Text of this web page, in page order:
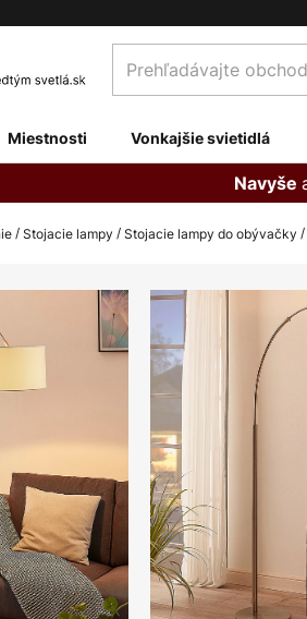
Prehľadávajte
obchod
Miestnosti Vonkajšie svietidlá
Navyše
Stojacie lampy Stojacie lampy do obývačky